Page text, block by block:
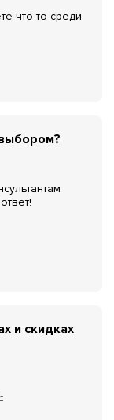
что-то среди
и скидках